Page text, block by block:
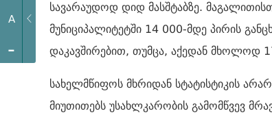
A
-
სავარაუდოდ დიდ მასშტაბზე.
მუნიციპალიტეტში 14 000-მდე პირის
დაკავშირებით, თუმცა, აქედან მხოლოდ
სახელმწიფოს მხრიდან სტატისტიკის
მიუთითებს უსახლკარობის გამომწვევ